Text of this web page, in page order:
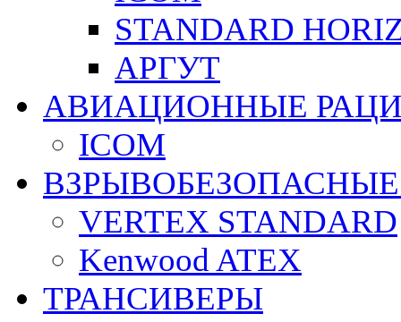
STANDARD
АРГУТ
АВИАЦИОННЫЕ
ICOM
ВЗРЫВОБЕЗОПАСНЫЕ
VERTEX STANDARD
Kenwood ATEX
ТРАНСИВЕРЫ